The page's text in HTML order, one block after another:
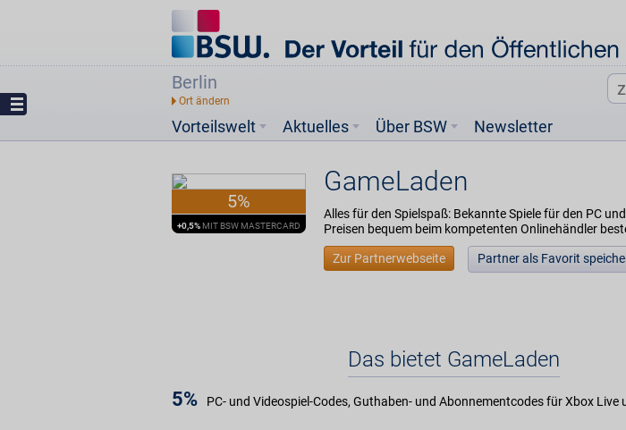
Berlin
Vorteilswelt Aktuelles Über BSW Newsletter
5%
+0,5% MIT BSW MASTERCARD
GameLaden
Alles für den Spielspaß: Bekannte Spiele für den PC
Preisen bequem beim kompetenten Onlinehändler
Zur Partnerwebseite Partner als Favorit
Das bietet GameLaden
5% PC- und Videospiel-Codes, Guthaben- und Abonnementcodes für Xbox Live